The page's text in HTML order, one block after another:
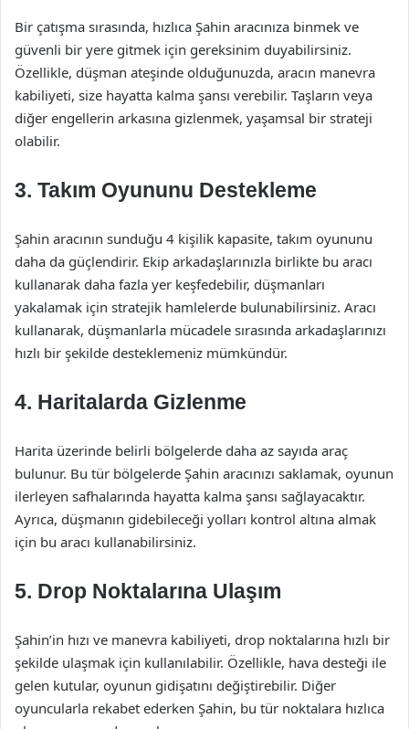
Bir çatışma sırasında, hızlıca Şahin aracınıza binmek ve
güvenli bir yere gitmek için gereksinim duyabilirsiniz.
Özellikle, düşman ateşinde olduğunuzda, aracın manevra
kabiliyeti, size hayatta kalma şansı verebilir. Taşların veya
diğer engellerin arkasına gizlenmek, yaşamsal bir strateji
olabilir.
3. Takım Oyununu Destekleme
Şahin aracının sunduğu 4 kişilik kapasite, takım oyununu
daha da güçlendirir. Ekip arkadaşlarınızla birlikte bu aracı
kullanarak daha fazla yer keşfedebilir, düşmanları
yakalamak için stratejik hamlelerde bulunabilirsiniz. Aracı
kullanarak, düşmanlarla mücadele sırasında arkadaşlarınızı
hızlı bir şekilde desteklemeniz mümkündür.
4. Haritalarda Gizlenme
Harita üzerinde belirli bölgelerde daha az sayıda araç
bulunur. Bu tür bölgelerde Şahin aracınızı saklamak, oyunun
ilerleyen safhalarında hayatta kalma şansı sağlayacaktır.
Ayrıca, düşmanın gidebileceği yolları kontrol altına almak
için bu aracı kullanabilirsiniz.
5. Drop Noktalarına Ulaşım
Şahin’in hızı ve manevra kabiliyeti, drop noktalarına hızlı bir
şekilde ulaşmak için kullanılabilir. Özellikle, hava desteği ile
gelen kutular, oyunun gidişatını değiştirebilir. Diğer
oyuncularla rekabet ederken Şahin, bu tür noktalara hızlıca